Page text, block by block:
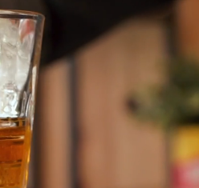
MARQUE
CARRIÈRES